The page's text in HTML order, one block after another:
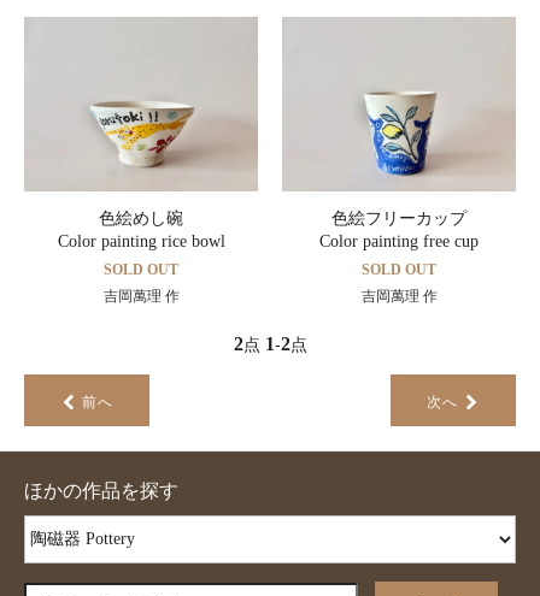
色絵めし碗
Color painting rice bowl
SOLD OUT
吉岡萬理 作
色絵フリーカップ
Color painting free cup
SOLD OUT
吉岡萬理 作
2点 1-2点
前へ 次へ
ほかの作品を探す